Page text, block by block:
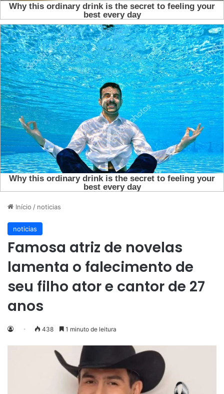
Início / noticias
noticias
Famosa atriz de novelas
lamenta o falecimento de
seu filho ator e cantor de 27
anos
438 1 minuto de leitura